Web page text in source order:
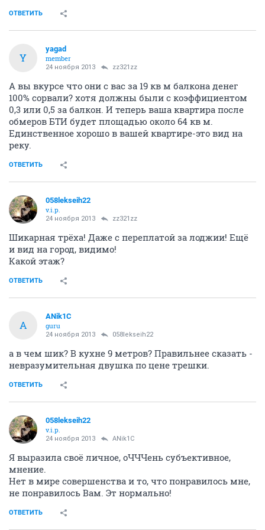
ОТВЕТИТЬ
Y
yagad
member
24 ноября 2013 zz321zz
А вы вкурсе что они с вас за 19 кв м балкона денег
100% сорвали? хотя должны были с коэффициентом
0,3 или 0,5 за балкон. И теперь ваша квартира после
обмеров БТИ будет площадью около 64 кв м.
Единственное хорошо в вашей квартире-это вид на
реку.
ОТВЕТИТЬ
058lekseih22
v.i.p.
24 ноября 2013 zz321zz
Шикарная трёха! Даже с переплатой за лоджии! Ещё
и вид на город, видимо!
Какой этаж?
ОТВЕТИТЬ
A
ANik1C
guru
24 ноября 2013 058lekseih22
а в чем шик? В кухне 9 метров? Правильнее сказать -
невразумительная двушка по цене трешки.
ОТВЕТИТЬ
058lekseih22
v.i.p.
24 ноября 2013 ANik1C
Я выразила своё личное, оЧЧЧень субъективное,
мнение.
Нет в мире совершенства и то, что понравилось мне,
не понравилось Вам. Эт нормально!
ОТВЕТИТЬ